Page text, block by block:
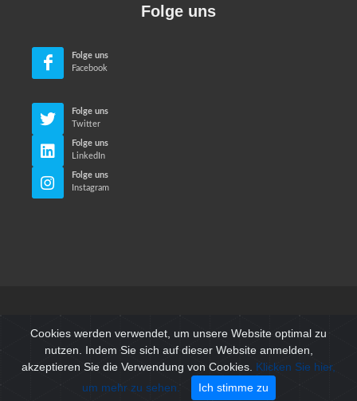
Cookies werden verwendet, um unsere Website optimal zu
nutzen. Indem Sie sich auf dieser Website anmelden,
akzeptieren Sie die Verwendung von Cookies. Klicken Sie hier,
um mehr zu sehen.
Ich stimme zu
Folge uns
Folge uns
Facebook
Folge uns
Twitter
Folge uns
LinkedIn
Folge uns
Instagram
© Neri Makina Mühendislik Sanayi ve Ticaret Ltd. Sti. Alle
Rechte vorbehalten.
Nutzungsbedingungen /Datenschutz-Bestimmungen